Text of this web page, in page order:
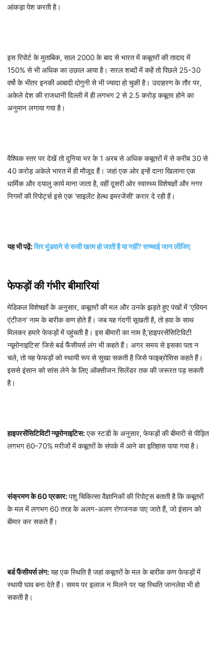
आंकड़ा पेश करती है।
इस रिपोर्ट के मुताबिक, साल 2000 के बाद से भारत में कबूतरों की तादाद में
150% से भी अधिक का उछाल आया है। सरल शब्दों में कहें तो पिछले 25-30
वर्षो के भीतर इनकी आबादी दोगुनी से भी ज्यादा हो चुकी है। उदाहरण के तौर पर,
अकेले देश की राजधानी दिल्ली में ही लगभग 2 से 2.5 करोड़ कबूतर होने का
अनुमान लगाया गया है।
वैश्विक स्तर पर देखें तो दुनिया भर के 1 अरब से अधिक कबूतरों में से करीब 30 से
40 करोड़ अकेले भारत में ही मौजूद हैं। जहां एक ओर इन्हें दाना खिलाना एक
धार्मिक और दयालु कार्य माना जाता है, वहीं दूसरी ओर स्वास्थ्य विशेषज्ञों और नगर
निगमों की रिपोर्ट्स इसे एक ‘साइलेंट हेल्थ इमरजेंसी’ करार दे रही हैं।
यह भी पढ़ें:सिर मुंडवाने से रूसी खत्म हो जाती है या नहीं? सच्चाई जान लीजिए
फेफड़ों की गंभीर बीमारियां
मेडिकल विशेषज्ञों के अनुसार, कबूतरों की मल और उनके झड़ते हुए पंखों में ‘एवियन
एंटीजन’ नाम के बारीक कण होते हैं। जब यह गंदगी सूखती है, तो हवा के साथ
मिलकर हमारे फेफड़ों में पहुंचती है। इस बीमारी का नाम है,’हाइपरसेंसिटिविटी
न्यूमोनाइटिस’ जिसे बर्ड फैंसीयर्स लंग भी कहते हैं। अगर समय से इसका पता न
चले, तो यह फेफड़ों को स्थायी रूप से सुखा सकती है जिसे फाइब्रोसिस कहते हैं।
इससे इंसान को सांस लेने के लिए ऑक्सीजन सिलेंडर तक की जरूरत पड़ सकती
है।
हाइपरसेंसिटिविटी न्यूमोनाइटिस:एक स्टडी के अनुसार, फेफड़ों की बीमारी से पीड़ित
लगभग 60-70% मरीजों में कबूतरों के संपर्क में आने का इतिहास पाया गया है।
संक्रमण के 60 प्रकार:पशु चिकित्सा वैज्ञानिकों की रिपोट्स बताती है कि कबूतरों
के मल में लगभग 60 तरह के अलग-अलग रोगजनक पाए जाते हैं, जो इंसान को
बीमार कर सकते हैं।
बर्ड फैंसीयर्स लंग:यह एक स्थिति है जहां कबूतरों के मल के बारीक कण फेफड़ों में
स्थायी घाव बना देते हैं। समय पर इलाज न मिलने पर यह स्थिति जानलेवा भी हो
सकती है।